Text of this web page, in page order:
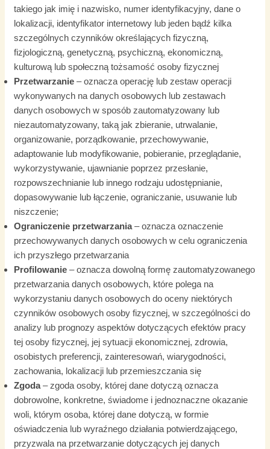
takiego jak imię i nazwisko, numer identyfikacyjny, dane o
lokalizacji, identyfikator internetowy lub jeden bądź kilka
szczególnych czynników określających fizyczną,
fizjologiczną, genetyczną, psychiczną, ekonomiczną,
kulturową lub społeczną tożsamość osoby fizycznej
Przetwarzanie – oznacza operację lub zestaw operacji
wykonywanych na danych osobowych lub zestawach
danych osobowych w sposób zautomatyzowany lub
niezautomatyzowany, taką jak zbieranie, utrwalanie,
organizowanie, porządkowanie, przechowywanie,
adaptowanie lub modyfikowanie, pobieranie, przeglądanie,
wykorzystywanie, ujawnianie poprzez przesłanie,
rozpowszechnianie lub innego rodzaju udostępnianie,
dopasowywanie lub łączenie, ograniczanie, usuwanie lub
niszczenie;
Ograniczenie przetwarzania– oznacza oznaczenie
przechowywanych danych osobowych w celu ograniczenia
ich przyszłego przetwarzania
Profilowanie – oznacza dowolną formę zautomatyzowanego
przetwarzania danych osobowych, które polega na
wykorzystaniu danych osobowych do oceny niektórych
czynników osobowych osoby fizycznej, w szczególności do
analizy lub prognozy aspektów dotyczących efektów pracy
tej osoby fizycznej, jej sytuacji ekonomicznej, zdrowia,
osobistych preferencji, zainteresowań, wiarygodności,
zachowania, lokalizacji lub przemieszczania się
Zgoda– zgoda osoby, której dane dotyczą oznacza
dobrowolne, konkretne, świadome i jednoznaczne okazanie
woli, którym osoba, której dane dotyczą, w formie
oświadczenia lub wyraźnego działania potwierdzającego,
przyzwala na przetwarzanie dotyczących jej danych